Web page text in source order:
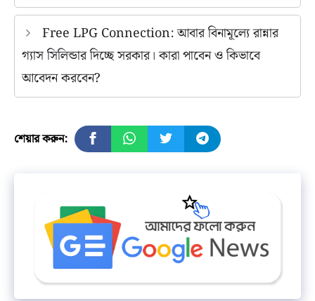
Free LPG Connection: আবার বিনামূল্যে রান্নার
গ্যাস সিলিন্ডার দিচ্ছে সরকার। কারা পাবেন ও কিভাবে
আবেদন করবেন?
শেয়ার করুন: